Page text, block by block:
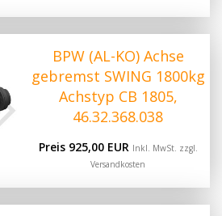
BPW (AL-KO) Achse
gebremst SWING 1800kg
Achstyp CB 1805,
46.32.368.038
Preis 925,00 EUR Inkl. MwSt. zzgl.
Versandkosten